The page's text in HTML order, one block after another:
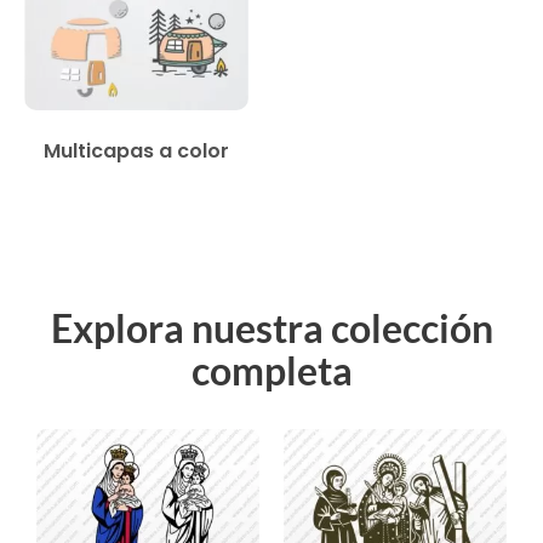
Multicapas a color
Explora nuestra colección
completa